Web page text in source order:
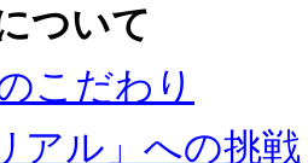
ついて
こだわり
アル」への挑戦